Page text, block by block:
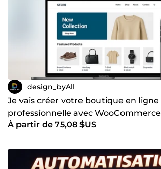
design_byAll
Je vais créer votre boutique en ligne
professionnelle avec WooCommerce
À partir de 75,08 $US